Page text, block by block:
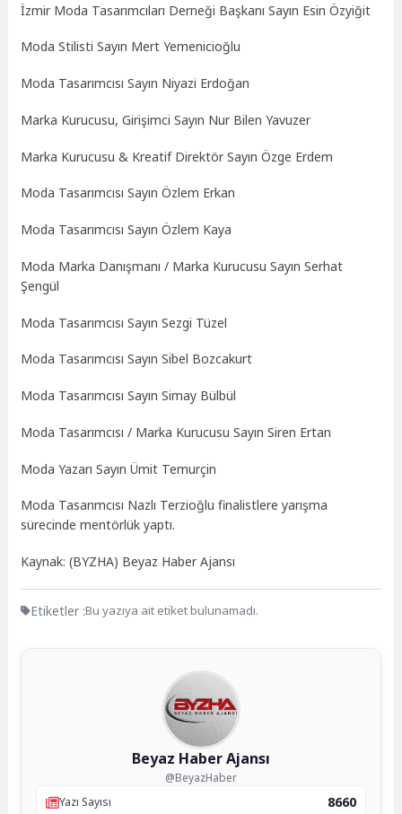
İzmir Moda Tasarımcıları Derneği Başkanı Sayın Esin Özyiğit
Moda Stilisti Sayın Mert Yemenicioğlu
Moda Tasarımcısı Sayın Niyazi Erdoğan
Marka Kurucusu, Girişimci Sayın Nur Bilen Yavuzer
Marka Kurucusu & Kreatif Direktör Sayın Özge Erdem
Moda Tasarımcısı Sayın Özlem Erkan
Moda Tasarımcısı Sayın Özlem Kaya
Moda Marka Danışmanı / Marka Kurucusu Sayın Serhat
Şengül
Moda Tasarımcısı Sayın Sezgi Tüzel
Moda Tasarımcısı Sayın Sibel Bozcakurt
Moda Tasarımcısı Sayın Simay Bülbül
Moda Tasarımcısı / Marka Kurucusu Sayın Siren Ertan
Moda Yazarı Sayın Ümit Temurçin
Moda Tasarımcısı Nazlı Terzioğlu finalistlere yarışma
sürecinde mentörlük yaptı.
Kaynak: (BYZHA) Beyaz Haber Ajansı
Etiketler :Bu yazıya ait etiket bulunamadı.
Beyaz Haber Ajansı
@BeyazHaber
Yazı Sayısı
8660